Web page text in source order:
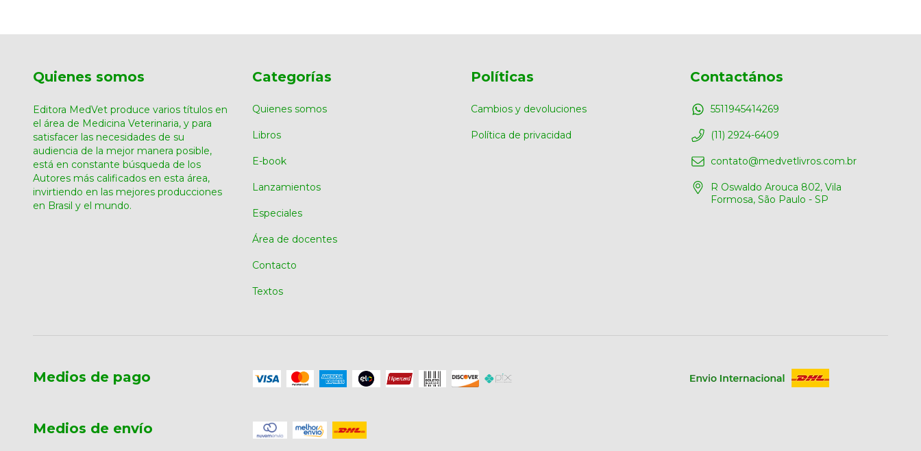
Quienes somos
Editora MedVet produce varios títulos en
el área de Medicina Veterinaria, y para
satisfacer las necesidades de su
audiencia de la mejor manera posible,
está en constante búsqueda de los
Autores más calificados en esta área,
invirtiendo en las mejores producciones
en Brasil y el mundo.
Categorías
Quienes somos
Libros
E-book
Lanzamientos
Especiales
Área de docentes
Contacto
Textos
Políticas
Cambios y devoluciones
Política de privacidad
Contactános
5511945414269
(11) 2924-6409
contato@medvetlivros.com.br
R Oswaldo Arouca 802, Vila
Formosa, São Paulo - SP
Medios de pago
Medios de envío